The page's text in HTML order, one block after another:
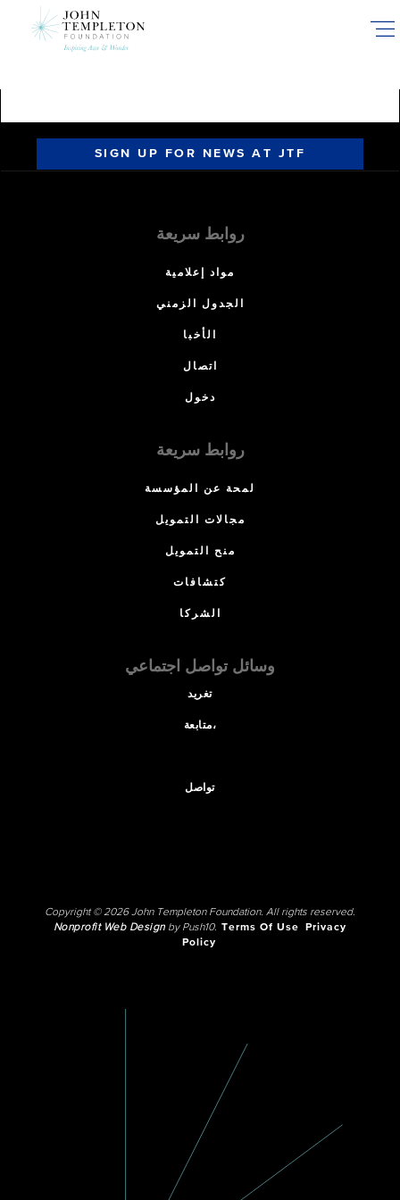
SIGN UP FOR NEWS AT JTF
روابط سريعة
مواد إعلامية
الجدول الزمني
الأخبا
اتصال
دخول
روابط سريعة
لمحة عن المؤسسة
مجالات التمويل
منح التمويل
كتشافات
الشركا
وسائل تواصل اجتماعي
تغريد
متابعة،
تواصل
Copyright © 2026 John Templeton Foundation. All rights reserved.
Nonprofit Web Designby Push10. Terms Of Use
Privacy
Policy